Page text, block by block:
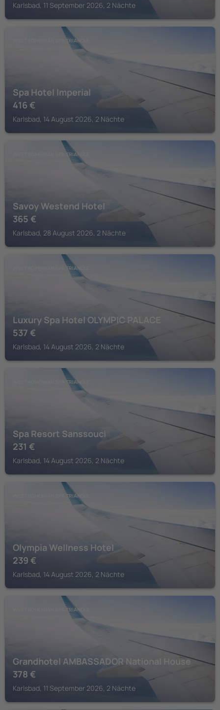
Karlsbad, 11 September 2026, 2 Nächte
WEST BOHEMIAN SPA TRIANGLE
Spa Hotel Imperial
416 €
Karlsbad, 14 August 2026, 2 Nächte
WEST BOHEMIAN SPA TRIANGLE
Savoy Westend Hotel
365 €
Karlsbad, 28 August 2026, 2 Nächte
WEST BOHEMIAN SPA TRIANGLE
Luxury Spa Hotel OLYMPIC PALACE
537 €
Karlsbad, 14 August 2026, 2 Nächte
WEST BOHEMIAN SPA TRIANGLE
Spa Resort Sanssouci
231 €
Karlsbad, 14 August 2026, 2 Nächte
WEST BOHEMIAN SPA TRIANGLE
Olympia Wellness Hotel
239 €
Karlsbad, 14 August 2026, 2 Nächte
WEST BOHEMIAN SPA TRIANGLE
Grandhotel AMBASSADOR National House
378 €
Karlsbad, 11 September 2026, 2 Nächte